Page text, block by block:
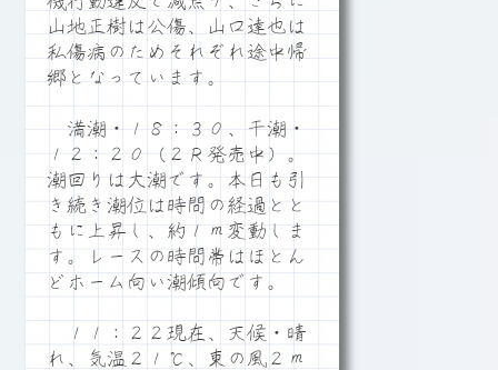
山地正樹は公傷、山口達也は
私傷病のためそれぞれ途中帰
郷となっています。
満潮・１８：３０、干潮・
１２：２０（２Ｒ発売中）。
潮回りは大潮です。本日も引
き続き潮位は時間の経過とと
もに上昇し、約１ｍ変動しま
す。レースの時間帯はほとん
どホーム向い潮傾向です。
１１：２２現在、天候・晴
れ、気温２１℃、東の風２ｍ